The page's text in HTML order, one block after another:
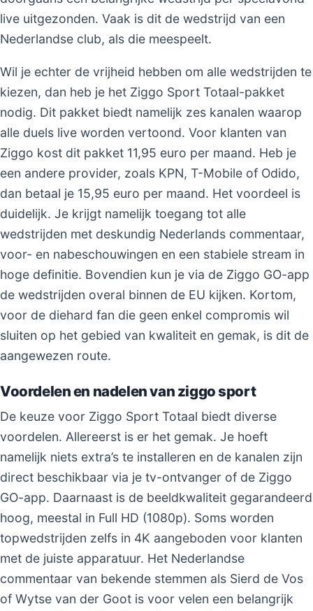
live uitgezonden. Vaak is dit de wedstrijd van een
Nederlandse club, als die meespeelt.
Wil je echter de vrijheid hebben om alle wedstrijden te
kiezen, dan heb je het Ziggo Sport Totaal-pakket
nodig. Dit pakket biedt namelijk zes kanalen waarop
alle duels live worden vertoond. Voor klanten van
Ziggo kost dit pakket 11,95 euro per maand. Heb je
een andere provider, zoals KPN, T-Mobile of Odido,
dan betaal je 15,95 euro per maand. Het voordeel is
duidelijk. Je krijgt namelijk toegang tot alle
wedstrijden met deskundig Nederlands commentaar,
voor- en nabeschouwingen en een stabiele stream in
hoge definitie. Bovendien kun je via de Ziggo GO-app
de wedstrijden overal binnen de EU kijken. Kortom,
voor de diehard fan die geen enkel compromis wil
sluiten op het gebied van kwaliteit en gemak, is dit de
aangewezen route.
Voordelen en nadelen van ziggo sport
De keuze voor Ziggo Sport Totaal biedt diverse
voordelen. Allereerst is er het gemak. Je hoeft
namelijk niets extra’s te installeren en de kanalen zijn
direct beschikbaar via je tv-ontvanger of de Ziggo
GO-app. Daarnaast is de beeldkwaliteit gegarandeerd
hoog, meestal in Full HD (1080p). Soms worden
topwedstrijden zelfs in 4K aangeboden voor klanten
met de juiste apparatuur. Het Nederlandse
commentaar van bekende stemmen als Sierd de Vos
of Wytse van der Goot is voor velen een belangrijk